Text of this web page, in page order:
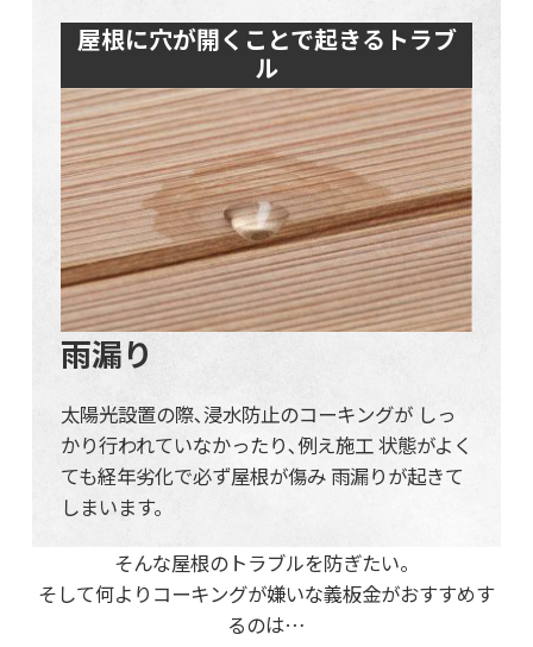
屋根に穴が開くことで起きるトラブ
ル
雨漏り
太陽光設置の際､浸水防止のコーキングが しっ
かり行われていなかったり､例え施工 状態がよく
ても経年劣化で必ず屋根が傷み 雨漏りが起きて
しまいます。
そんな屋根のトラブルを防ぎたい。
そして何よりコーキングが嫌いな義板金がおすすめす
るのは…